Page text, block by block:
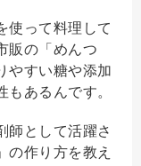
使って料理して
販の「めんつ
やすい糖や添加
あるんです。
師として活躍さ
作り方を教え